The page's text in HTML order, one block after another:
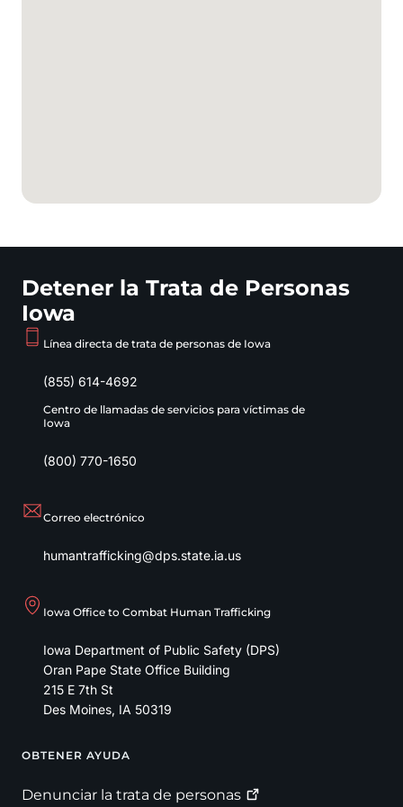
Detener la Trata de Personas
Iowa
Línea directa de trata de personas de Iowa
(855) 614-4692
Centro de llamadas de servicios para víctimas de
Iowa
(800) 770-1650
Correo electrónico
humantrafficking@dps.state.ia.us
Iowa Office to Combat Human Trafficking
Iowa Department of Public Safety (DPS)
Oran Pape State Office Building
215 E 7th St
Des Moines, IA 50319
Footer
OBTENER AYUDA
Denunciar la trata de personas